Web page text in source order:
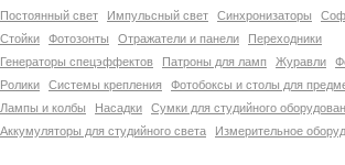
Постоянный свет Импульсный свет Синхронизаторы
Стойки
Фотозонты Отражатели и панели
Переходники
Генераторы спецэффектов
Патроны для ламп Журавли
Ролики
Системы крепления
Фотобоксы и столы для
Лампы и колбы
Насадки
Сумки для студийного
Аккумуляторы для студийного света
Измерительное